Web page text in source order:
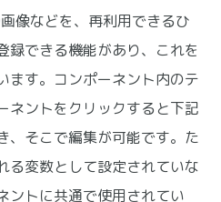
像などを、再利用できるひ
録できる機能があり、これを
ます。コンポーネント内のテ
ネントをクリックすると下記
、そこで編集が可能です。た
る変数として設定されていな
ントに共通で使用されてい